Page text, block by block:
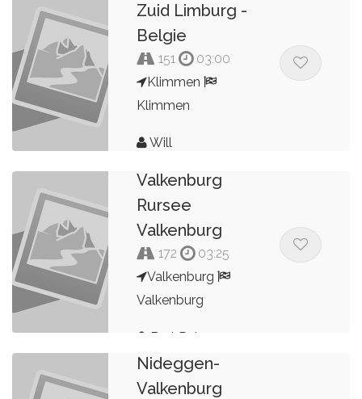
Zuid Limburg -
Belgie
151
03:00
Klimmen
Klimmen
Will
2025
Valkenburg
Rursee
Valkenburg
172
03:25
Valkenburg
Valkenburg
Bert Peters
Valkenburg-
Nideggen-
Valkenburg